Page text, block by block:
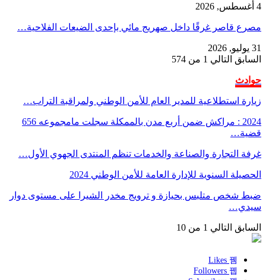
4 أغسطس, 2026
مصرع قاصر غرقًا داخل صهريج مائي بإحدى الضيعات الفلاحية…
31 يوليو, 2026
السابق التالي 1 من 574
حوادث
زيارة استطلاعية للمدير العام للأمن الوطني ولمراقبة التراب…
2024 : مراكش ضمن أربع مدن بالممكلة سجلت مامجموعه 656
قضية…
غرفة التجارة والصناعة والخدمات تنظم المنتدى الجهوي الأول…
الحصيلة السنوية للإدارة العامة للأمن الوطني 2024
ضبط شخص متلبس بحيازة و ترويج مخدر الشيرا على مستوى دوار
سيدي…
السابق التالي 1 من 10